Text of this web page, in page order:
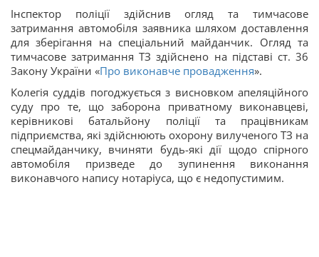
Інспектор поліції здійснив огляд та тимчасове
затримання автомобіля заявника шляхом доставлення
для зберігання на спеціальний майданчик. Огляд та
тимчасове затримання ТЗ здійснено на підставі ст. 36
Закону України «Про виконавче провадження».
Колегія суддів погоджується з висновком апеляційного
суду про те, що заборона приватному виконавцеві,
керівникові батальйону поліції та працівникам
підприємства, які здійснюють охорону вилученого ТЗ на
спецмайданчику, вчиняти будь-які дії щодо спірного
автомобіля призведе до зупинення виконання
виконавчого напису нотаріуса, що є недопустимим.